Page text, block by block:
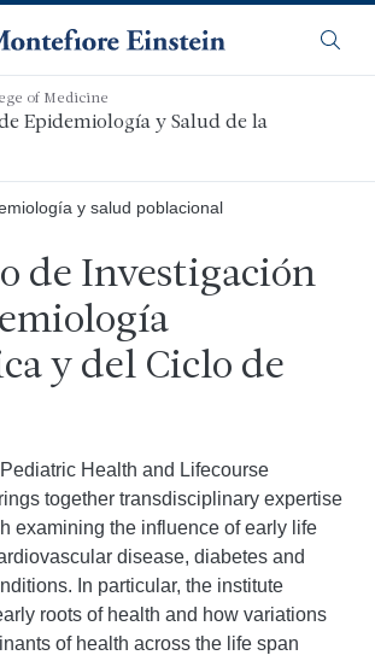
of Medicine
Epidemiología y Salud de la
y salud poblacional
de Investigación
y del Ciclo de
Health and Lifecourse
together transdisciplinary expertise
examining the influence of early life
disease, diabetes and
In particular, the institute
roots of health and how variations
of health across the life span